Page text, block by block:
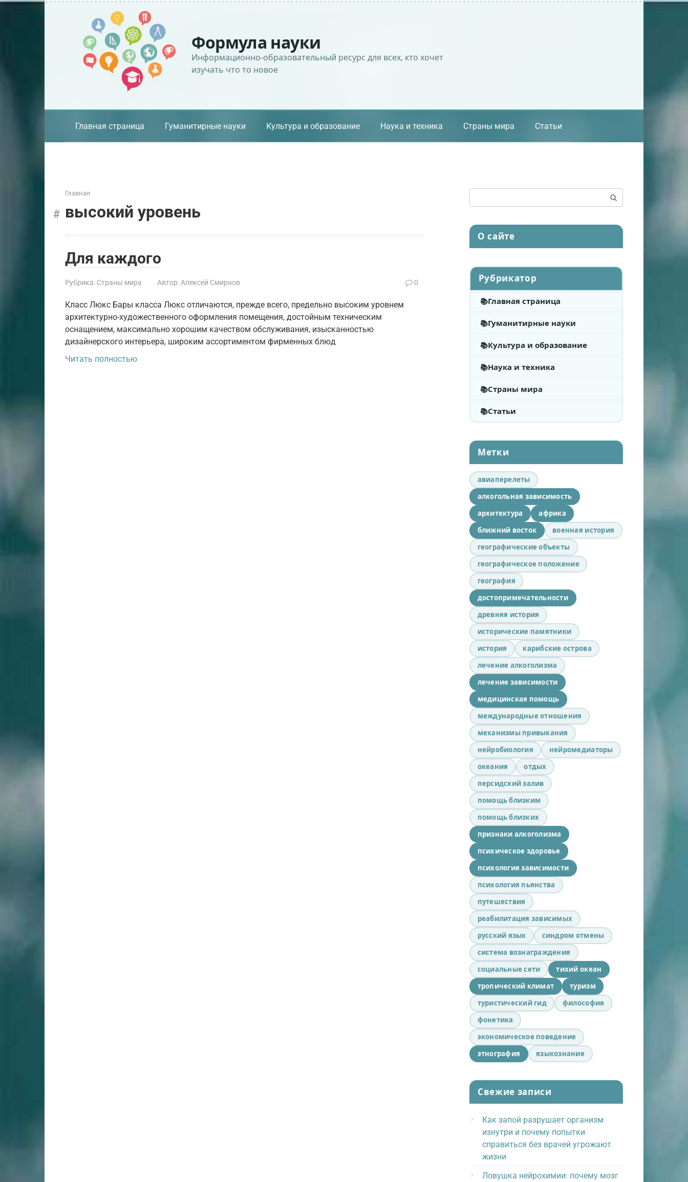
Перейти
Формула науки
Информационно-образовательный ресурс для всех, кто хочет
изучать что то новое
Главная страница Гуманитирные науки Культура и образование Наука и техника Страны мира Статьи
Главная
высокий уровень
Для каждого
Рубрика: Страны мира Автор: Алексей Смирнов 0
Класс Люкс Бары класса Люкс отличаются, прежде всего, предельно высоким уровнем
архитектурно-художественного оформления помещения, достойным техническим
оснащением, максимально хорошим качеством обслуживания, изысканностью
дизайнерского интерьера, широким ассортиментом фирменных блюд
Читать полностью
О сайте
Рубрикатор
Главная страница
Гуманитирные науки
Культура и образование
Наука и техника
Страны мира
Статьи
Метки
авиаперелеты
алкогольная зависимость
архитектура
африка
ближний восток
военная история
географические объекты
географическое положение
география
достопримечательности
древняя история
исторические памятники
история
карибские острова
лечение алкоголизма
лечение зависимости
медицинская помощь
международные отношения
механизмы привыкания
нейробиология
нейромедиаторы
океания
отдых
персидский залив
помощь близким
помощь близких
признаки алкоголизма
психическое здоровье
психология зависимости
психология пьянства
путешествия
реабилитация зависимых
русский язык
синдром отмены
система вознаграждения
социальные сети
тихий океан
тропический климат
туризм
туристический гид
философия
фонетика
экономическое поведение
этнография
языкознание
Свежие записи
Как запой разрушает организм
изнутри и почему попытки
справиться без врачей угрожают
жизни
Ловушка нейрохимии: почему мозг